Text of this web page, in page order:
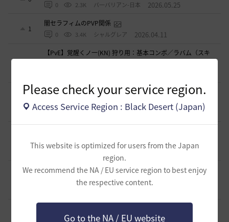
Please check your service region.
Access Service Region : Black Desert (Japan)
This website is optimized for users from the Japan
region.
We recommend the NA / EU service region to best enjoy
the respective content.
Go to the NA / EU website
0 2.3K バ一バリアン-日本 2026.05.25
1
闇セラフィムのPVP関係
0 3.4K シャルグレア 2026.04.11
【PvE】覚醒くノ一(KN) 狩り用：基本コンボ／ラバム（スキ
ル錬成）／スキル特化／小技まとめ（2026/03）
9
【PvE】伝承ウィッチ無限コンボの引用【覚醒ウィッチ/伝承
ウィザード/覚醒ウサ】※3/31更新
0 6.1K アイシャハル-日本 2026.03.10
5
0 3.7K 片倉優樹VT 2026.02.27
コルセアの奪われた歴史 黒い砂漠史上１ではないだろ